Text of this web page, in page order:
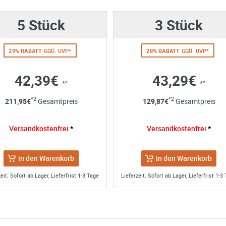
Rapid Change
Lochsägen Ø14-
SIE SPAREN 10% ZUM UVP
ab17,95€*² pro Stk.
Adapter Set groß
SIE SPAREN 10% ZUM UVP
10,95€*² pro Stk.
10. März 2024
abgeschlossener Bearbeitung Ihrer Anfrage gelöscht. Sie
5 Stück
29% RABATT GGÜ. UVP*
42,39€ *²
211,95€*2Gesamtpreis
Versandkostenfrei *
in den Warenkorb
Sofort ab Lager, Lieferfrist 1-3 Tage
3 Stück
28% RABATT GGÜ. UVP*
43,29€ *²
129,87€*2Gesamtpreis
Versandkostenfrei *
in den Warenkorb
Lieferzeit: Sofort ab Lager, Lieferfrist 1-3